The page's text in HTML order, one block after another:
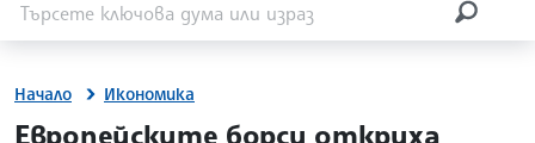
Начало Икономика
site.bta
Европейските борси откриха